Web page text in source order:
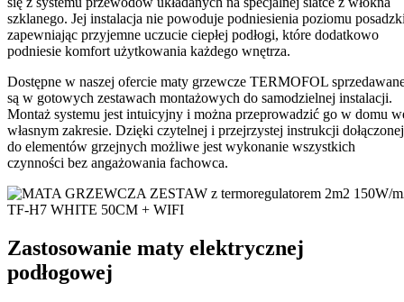
szklanego. Jej instalacja nie powoduje podniesienia poziomu
zapewniając przyjemne uczucie ciepłej podłogi, które dodatkowo
podniesie komfort użytkowania każdego wnętrza.
Dostępne w naszej ofercie maty grzewcze TERMOFOL
są w gotowych zestawach montażowych do samodzielnej instalacji.
Montaż systemu jest intuicyjny i można przeprowadzić go w domu
własnym zakresie. Dzięki czytelnej i przejrzystej instrukcji dołączonej
do elementów grzejnych możliwe jest wykonanie wszystkich
czynności bez angażowania fachowca.
Zastosowanie maty elektrycznej
podłogowej